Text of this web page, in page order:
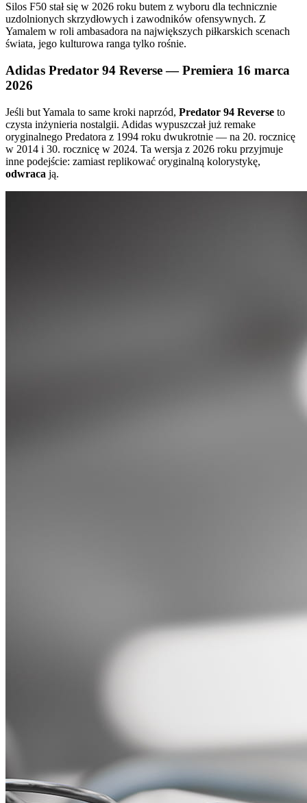
Silos F50 stał się w 2026 roku butem z wyboru dla technicznie
uzdolnionych skrzydłowych i zawodników ofensywnych. Z
Yamalem w roli ambasadora na największych piłkarskich scenach
świata, jego kulturowa ranga tylko rośnie.
Adidas Predator 94 Reverse — Premiera 16 marca
2026
Jeśli but Yamala to same kroki naprzód, Predator 94 Reverse to
czysta inżynieria nostalgii. Adidas wypuszczał już remake
oryginalnego Predatora z 1994 roku dwukrotnie — na 20. rocznicę
w 2014 i 30. rocznicę w 2024. Ta wersja z 2026 roku przyjmuje
inne podejście: zamiast replikować oryginalną kolorystykę,
odwraca ją.